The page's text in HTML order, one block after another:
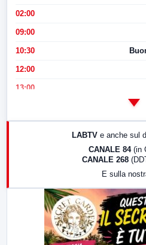
02:00
09:00
10:30
12:00
13:00
LABTV e anche sul
CANALE 84 (in
CANALE 268
E sulla